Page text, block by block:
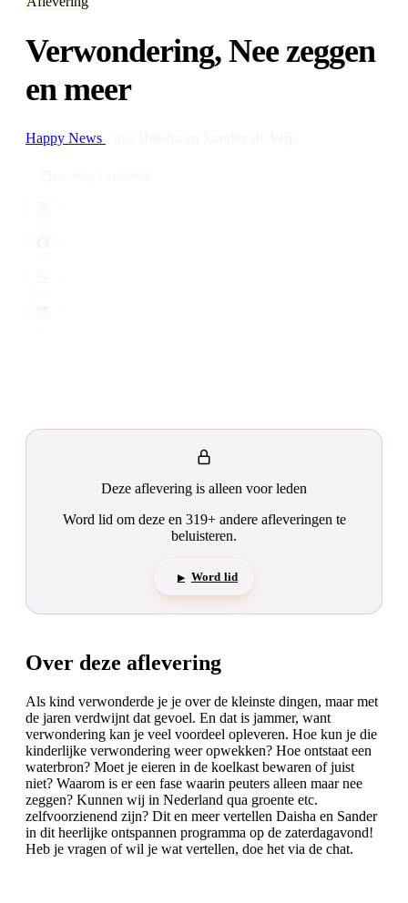
Verwondering, Nee zeggen
en meer
Happy News
Deze aflevering is alleen voor leden
Word lid om deze en 319+ andere afleveringen te
beluisteren.
▶ Word lid
Over deze aflevering
Als kind verwonderde je je over de kleinste dingen, maar met
de jaren verdwijnt dat gevoel. En dat is jammer, want
verwondering kan je veel voordeel opleveren. Hoe kun je die
kinderlijke verwondering weer opwekken? Hoe ontstaat een
waterbron? Moet je eieren in de koelkast bewaren of juist
niet? Waarom is er een fase waarin peuters alleen maar nee
zeggen? Kunnen wij in Nederland qua groente etc.
zelfvoorzienend zijn? Dit en meer vertellen Daisha en Sander
in dit heerlijke ontspannen programma op de zaterdagavond!
Heb je vragen of wil je wat vertellen, doe het via de chat.